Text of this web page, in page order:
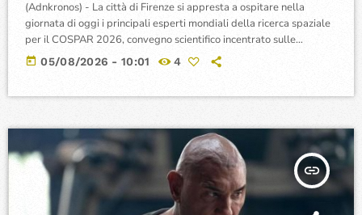
(Adnkronos) - La città di Firenze si appresta a ospitare nella
giornata di oggi i principali esperti mondiali della ricerca spaziale
per il COSPAR 2026, convegno scientifico incentrato sulle
frontiere della planetologia, della geologia planetaria e della
medicina aerospaziale. Il programma quotidiano si aprirà nel
today 05/08/2026 - 10:01 4
insert_link